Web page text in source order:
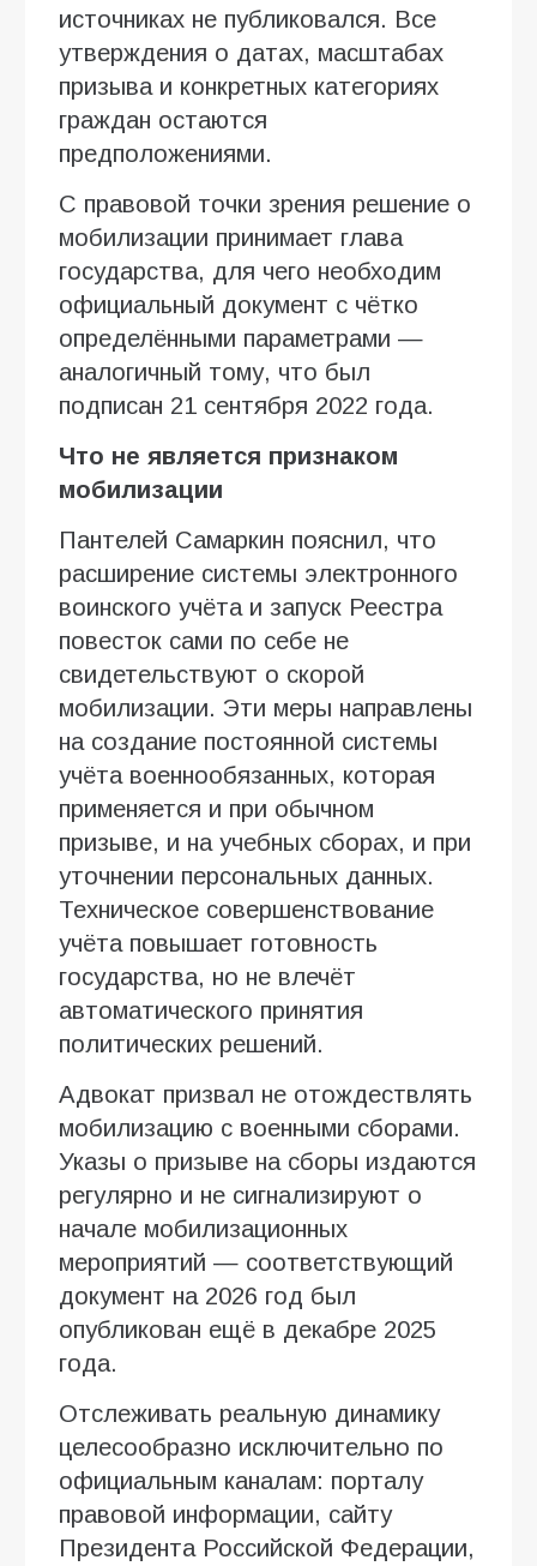
источниках не публиковался. Все
утверждения о датах, масштабах
призыва и конкретных категориях
граждан остаются
предположениями.
С правовой точки зрения решение о
мобилизации принимает глава
государства, для чего необходим
официальный документ с чётко
определёнными параметрами —
аналогичный тому, что был
подписан 21 сентября 2022 года.
Что не является признаком
мобилизации
Пантелей Самаркин пояснил, что
расширение системы электронного
воинского учёта и запуск Реестра
повесток сами по себе не
свидетельствуют о скорой
мобилизации. Эти меры направлены
на создание постоянной системы
учёта военнообязанных, которая
применяется и при обычном
призыве, и на учебных сборах, и при
уточнении персональных данных.
Техническое совершенствование
учёта повышает готовность
государства, но не влечёт
автоматического принятия
политических решений.
Адвокат призвал не отождествлять
мобилизацию с военными сборами.
Указы о призыве на сборы издаются
регулярно и не сигнализируют о
начале мобилизационных
мероприятий — соответствующий
документ на 2026 год был
опубликован ещё в декабре 2025
года.
Отслеживать реальную динамику
целесообразно исключительно по
официальным каналам: порталу
правовой информации, сайту
Президента Российской Федерации,